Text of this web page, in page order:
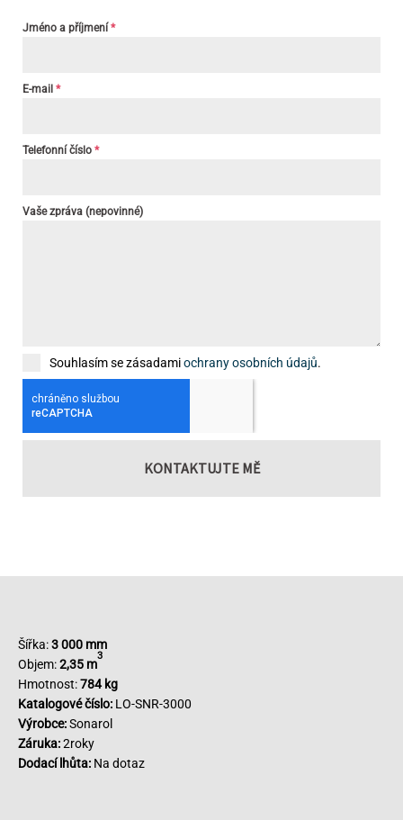
Jméno a příjmení *
E-mail *
Telefonní číslo *
Vaše zpráva (nepovinné)
Souhlasím se zásadamiochrany osobních údajů.
KONTAKTUJTE MĚ
Šířka:3 000 mm
Objem:2,35 m
3
Hmotnost:784 kg
Katalogové číslo: LO-SNR-3000
Výrobce:Sonarol
Záruka:2roky
Dodací lhůta: Na dotaz